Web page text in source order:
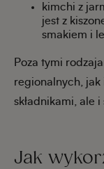
kimchi z
jest z
smakiem i
Poza tymi
regionalnych, jak
składnikami, ale
Jak